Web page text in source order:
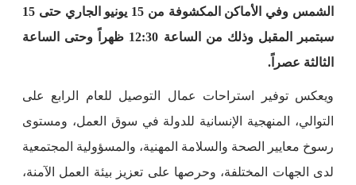
الشمس وفي الأماكن المكشوفة من 15 يونيو الجاري حتى 15
سبتمبر المقبل وذلك من الساعة 12:30 ظهراً وحتى الساعة
الثالثة عصراً.
ويعكس توفير استراحات عمال التوصيل للعام الرابع على
التوالي، المنهجية الإنسانية للدولة في سوق العمل، ومستوى
رسوخ معايير الصحة والسلامة المهنية، والمسؤولية المجتمعية
لدى الجهات المختلفة، وحرصها على تعزيز بيئة العمل الآمنة،